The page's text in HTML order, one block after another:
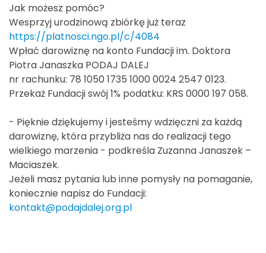
Jak możesz pomóc?
Wesprzyj urodzinową zbiórkę już teraz
https://platnosci.ngo.pl/c/4084
Wpłać darowiznę na konto Fundacji im. Doktora
Piotra Janaszka PODAJ DALEJ
nr rachunku: 78 1050 1735 1000 0024 2547 0123.
Przekaż Fundacji swój 1% podatku: KRS 0000 197 058.
- Pięknie dziękujemy i jesteśmy wdzięczni za każdą
darowiznę, która przybliża nas do realizacji tego
wielkiego marzenia - podkreśla Zuzanna Janaszek –
Maciaszek.
Jeżeli masz pytania lub inne pomysły na pomaganie,
koniecznie napisz do Fundacji:
kontakt@podajdalej.org.pl